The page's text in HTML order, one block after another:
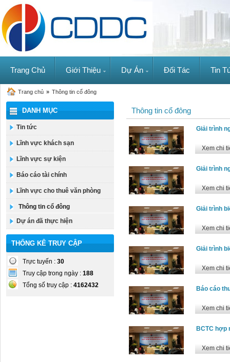
Trang Chủ Giới Thiệu Dự Án Đối Tác Tin
Trang chủ » Thông tin cổ đông
DANH MỤC
Tin tức
Lĩnh vực khách sạn
Lĩnh vực sự kiện
Báo cáo tài chính
Lĩnh vực cho thuê văn phòng
Thông tin cổ đông
Dự án đã thực hiện
THỐNG KÊ TRUY CẬP
Trực tuyến : 30
Truy cập trong ngày : 188
Tổng số truy cập : 4162432
Thông tin cổ đông
Giải trình
Xem chi
Giải trình
Xem chi
Giải trình
Xem chi
Giải trình
Xem chi
Báo cáo
Xem chi
BCTC hợp
Xem chi